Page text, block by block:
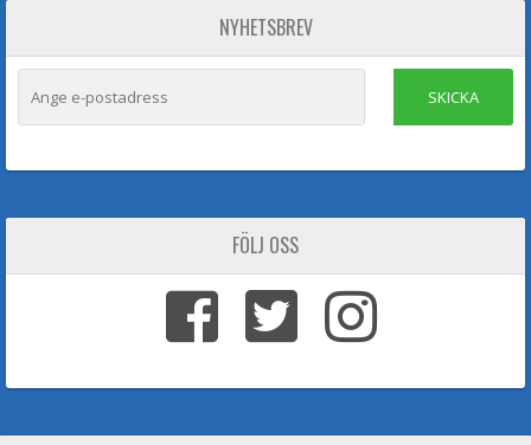
NYHETSBREV
SKICKA
FÖLJ OSS